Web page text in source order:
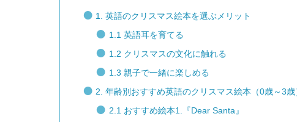
1. 英語のクリスマス絵本を選ぶメリット
1.1 英語耳を育てる
1.2 クリスマスの文化に触れる
1.3 親子で一緒に楽しめる
2. 年齢別おすすめ英語のクリスマス絵本（0歳～3歳
2.1 おすすめ絵本1.『Dear Santa』